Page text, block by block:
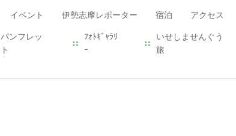
イベント 伊勢志摩レポーター 宿泊 アクセス
パンフレッ
ト
ﾌｫﾄｷﾞｬﾗﾘ
ｰ
いせしませんぐう
旅